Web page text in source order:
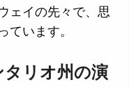
ェイの先々で、思
ています。
リオ州の演